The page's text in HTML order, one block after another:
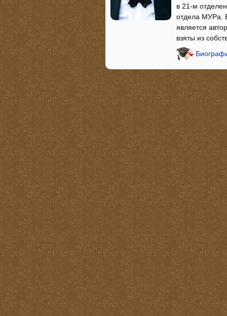
в 21-м
отдела МУРа.
является
взяты из